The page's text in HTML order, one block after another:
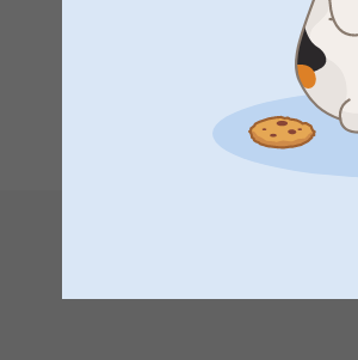
16.12.2020
Meget slasket og billig kvalitet. Slet